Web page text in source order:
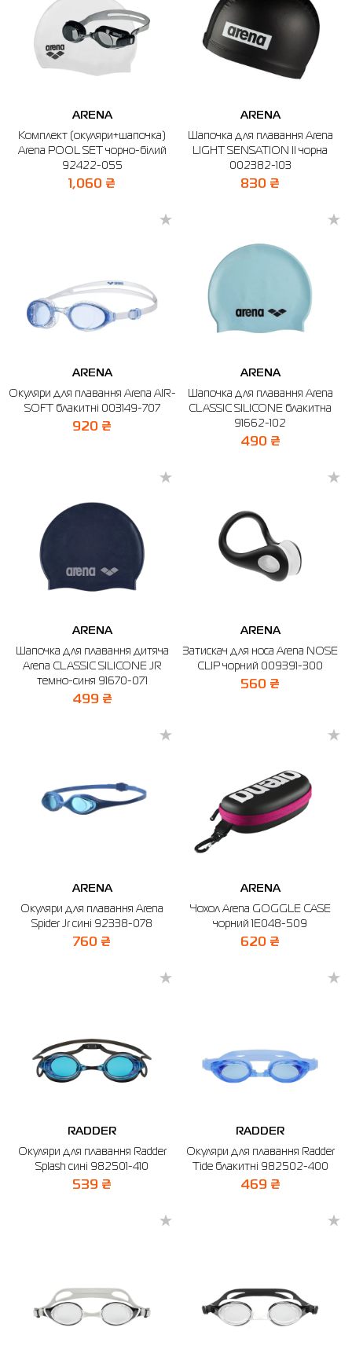
ARENA
Комплект (окуляри+шапочка)
Arena POOL SET чорно-білий
92422-055
1,060 ₴
ARENA
Шапочка для плавання Arena
LIGHT SENSATION II чорна
002382-103
830 ₴
ARENA
Окуляри для плавання Arena AIR-
SOFT блакитні 003149-707
920 ₴
ARENA
Шапочка для плавання Arena
CLASSIC SILICONE блакитна
91662-102
490 ₴
ARENA
Шапочка для плавання дитяча
Arena CLASSIC SILICONE JR
темно-синя 91670-071
499 ₴
ARENA
Затискач для носа Arena NOSE
CLIP чорний 009391-300
560 ₴
ARENA
Окуляри для плавання Arena
Spider Jr сині 92338-078
760 ₴
ARENA
Чохол Arena GOGGLE CASE
чорний 1E048-509
620 ₴
RADDER
Окуляри для плавання Radder
Splash сині 982501-410
539 ₴
RADDER
Окуляри для плавання Radder
Tide блакитні 982502-400
469 ₴